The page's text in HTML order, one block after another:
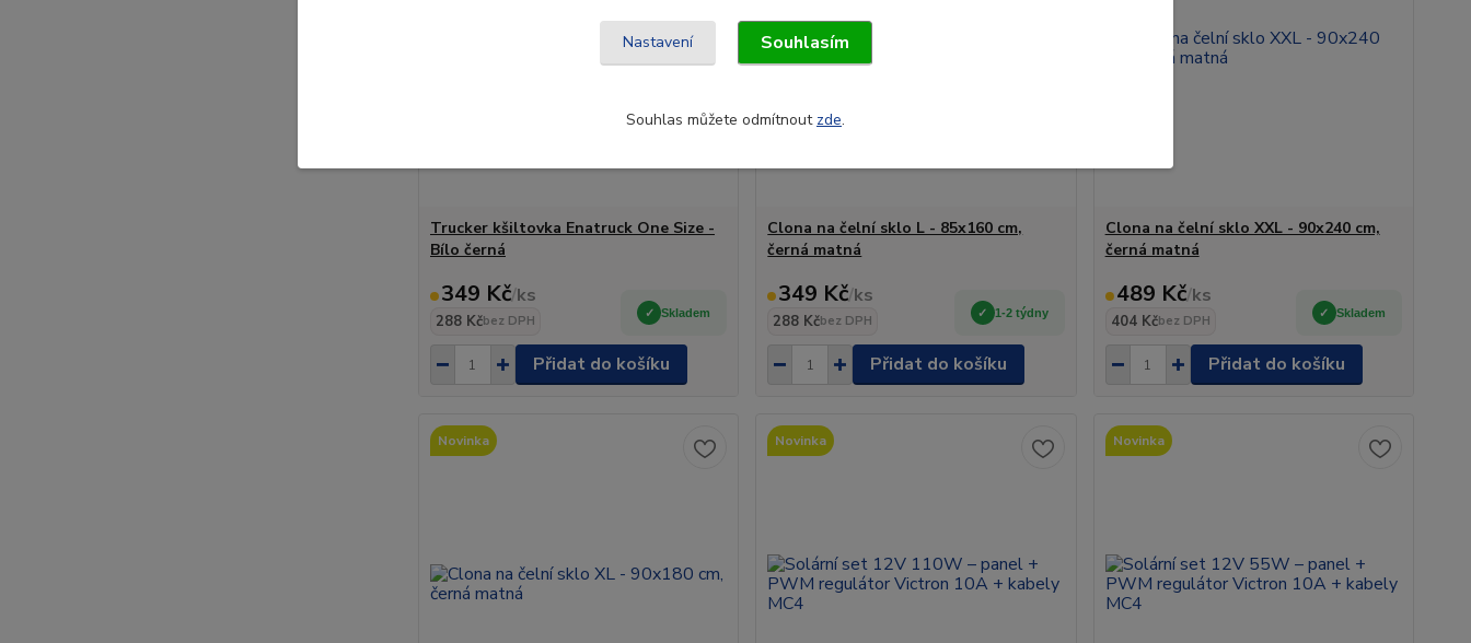
Trucker kšiltovka Enatruck One Size -
Bílo černá
349 Kč/ks
288 Kčbez DPH
Skladem
Přidat do košíku
Clona na čelní sklo L - 85x160 cm,
černá matná
349 Kč/ks
288 Kčbez DPH
1-2 týdny
Přidat do košíku
Clona na čelní sklo XXL - 90x240 cm,
černá matná
489 Kč/ks
404 Kčbez DPH
Skladem
Přidat do košíku
Novinka Novinka Novinka
Nastavení Souhlasím
Souhlas můžete odmítnout zde.